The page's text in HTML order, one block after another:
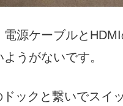
電源ケーブルと
うがないです。
ドックと繋いでスイ